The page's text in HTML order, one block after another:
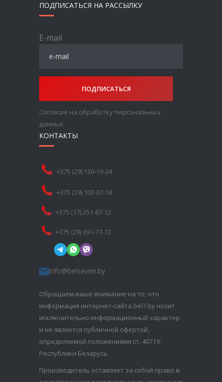
ПОДПИСАТЬСЯ НА РАССЫЛКУ
E-mail
ПОДПИСАТЬСЯ
Согласие на обработку персональных
данных
КОНТАКТЫ
+375 (29) 130-19-24
+375 (29) 103-07-18
+375 (17) 251-87-12
+375 (29) 391-77-72
info@belseven.by
Обращаем ваше внимание на то, что
информация интернет-сайта bel7.by носит
исключительно информационный характер
и не является публичной офертой,
определяемой положениями ст. 407 ГК
Республики Беларусь.
Производитель оставляет за собой право в